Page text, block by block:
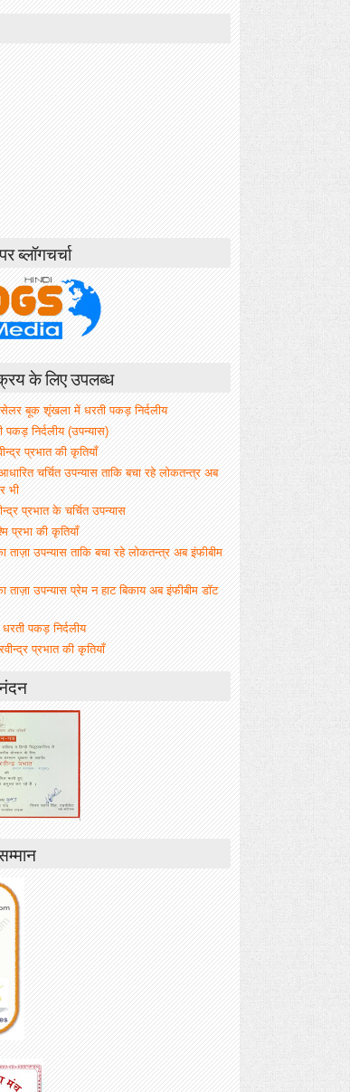
ब्लॉगचर्चा
के लिए उपलब्ध
बूक शृंखला में धरती पकड़ निर्दलीय
पकड़ निर्दलीय (उपन्यास)
प्रभात की कृतियाँ
चर्चित उपन्यास ताकि बचा रहे लोकतन्त्र अब
भी
प्रभात के चर्चित उपन्यास
प्रभा की कृतियाँ
ताज़ा उपन्यास ताकि बचा रहे लोकतन्त्र अब इंफीबीम
ताज़ा उपन्यास प्रेम न हाट बिकाय अब इंफीबीम डॉट
पकड़ निर्दलीय
प्रभात की कृतियाँ